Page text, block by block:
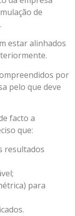
de
estar alinhados
por
pelo que deve
facto a
que:
resultados
para